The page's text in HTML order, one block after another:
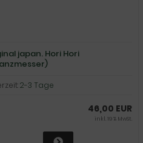
japan. Hori Hori
2-3 Tage
46,00 EUR
inkl. 19 % MwSt.